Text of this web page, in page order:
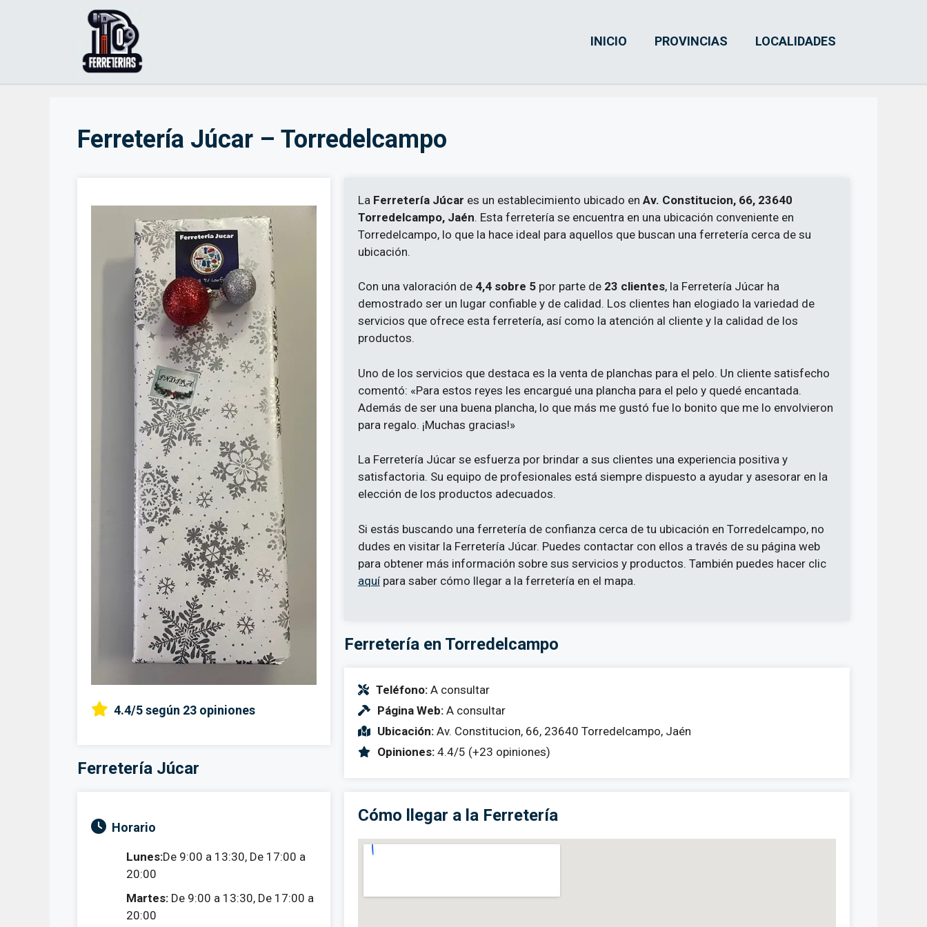
INICIO PROVINCIAS LOCALIDADES
Ferretería Júcar – Torredelcampo
4.4/5según 23 opiniones
Ferretería Júcar
Horario
Lunes:De 9:00 a 13:30, De 17:00 a
20:00
Martes: De 9:00 a 13:30, De 17:00 a
20:00
La Ferretería Júcar es un establecimiento ubicado en Av. Constitucion, 66, 23640
Torredelcampo, Jaén. Esta ferretería se encuentra en una ubicación conveniente en
Torredelcampo, lo que la hace ideal para aquellos que buscan una ferretería cerca de su
ubicación.
Con una valoración de 4,4 sobre 5por parte de 23 clientes, la Ferretería Júcar ha
demostrado ser un lugar confiable y de calidad. Los clientes han elogiado la variedad de
servicios que ofrece esta ferretería, así como la atención al cliente y la calidad de los
productos.
Uno de los servicios que destaca es la venta de planchas para el pelo. Un cliente satisfecho
comentó: «Para estos reyes les encargué una plancha para el pelo y quedé encantada.
Además de ser una buena plancha, lo que más me gustó fue lo bonito que me lo envolvieron
para regalo. ¡Muchas gracias!»
La Ferretería Júcar se esfuerza por brindar a sus clientes una experiencia positiva y
satisfactoria. Su equipo de profesionales está siempre dispuesto a ayudar y asesorar en la
elección de los productos adecuados.
Si estás buscando una ferretería de confianza cerca de tu ubicación en Torredelcampo, no
dudes en visitar la Ferretería Júcar. Puedes contactar con ellos a través de su página web
para obtener más información sobre sus servicios y productos. También puedes hacer clic
aquípara saber cómo llegar a la ferretería en el mapa.
Ferretería en Torredelcampo
Teléfono:A consultar
Página Web:A consultar
Ubicación:Av. Constitucion, 66, 23640 Torredelcampo, Jaén
Opiniones:4.4/5 (+23 opiniones)
Cómo llegar a la Ferretería